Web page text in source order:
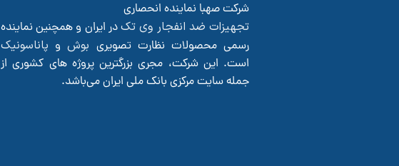
شرکت صهبا نماینده انحصاری
تجهیزات ضد انفجار وی تکدر ایران و همچنین نماینده
رسمی محصولات نظارت تصویری بوشو پاناسونیک
است. این شرکت، مجری بزرگترین پروژه های کشوری از
جمله سایت مرکزی بانک ملی ایران می‌باشد.